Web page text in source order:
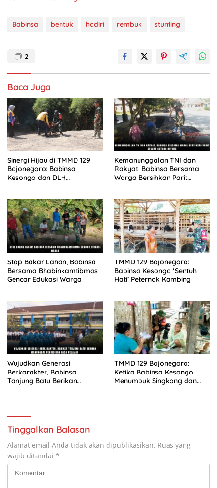
Babinsa bentuk hadiri rembuk stunting
2
Baca Juga
Sinergi Hijau di TMMD 129
Bojonegoro: Babinsa
Kesongo dan DLH
Tanggul Sungai
Kemanunggalan TNI dan
Rakyat, Babinsa Bersama
Warga Bersihkan Parit
Stop Bakar Lahan, Babinsa
Bersama Bhabinkamtibmas
Gencar Edukasi Warga
TMMD 129 Bojonegoro:
Babinsa Kesongo ‘Sentuh
Hati’ Peternak Kambing
Wujudkan Generasi
Berkarakter, Babinsa
Tanjung Batu Berikan
TMMD 129 Bojonegoro:
Ketika Babinsa Kesongo
Menumbuk Singkong dan
Tinggalkan Balasan
Alamat email Anda tidak akan dipublikasikan. Ruas yang
wajib ditandai *